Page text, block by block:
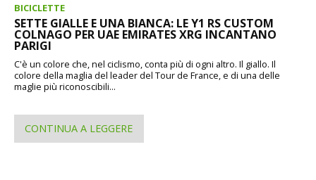
BICICLETTE
SETTE GIALLE E UNA BIANCA: LE Y1 RS CUSTOM
COLNAGO PER UAE EMIRATES XRG INCANTANO
PARIGI
C'è un colore che, nel ciclismo, conta più di ogni altro. Il giallo. Il
colore della maglia del leader del Tour de France, e di una delle
maglie più riconoscibili...
CONTINUA A LEGGERE